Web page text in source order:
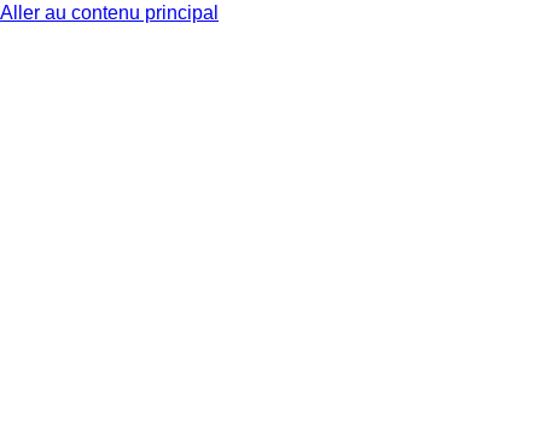
Aller au contenu principal